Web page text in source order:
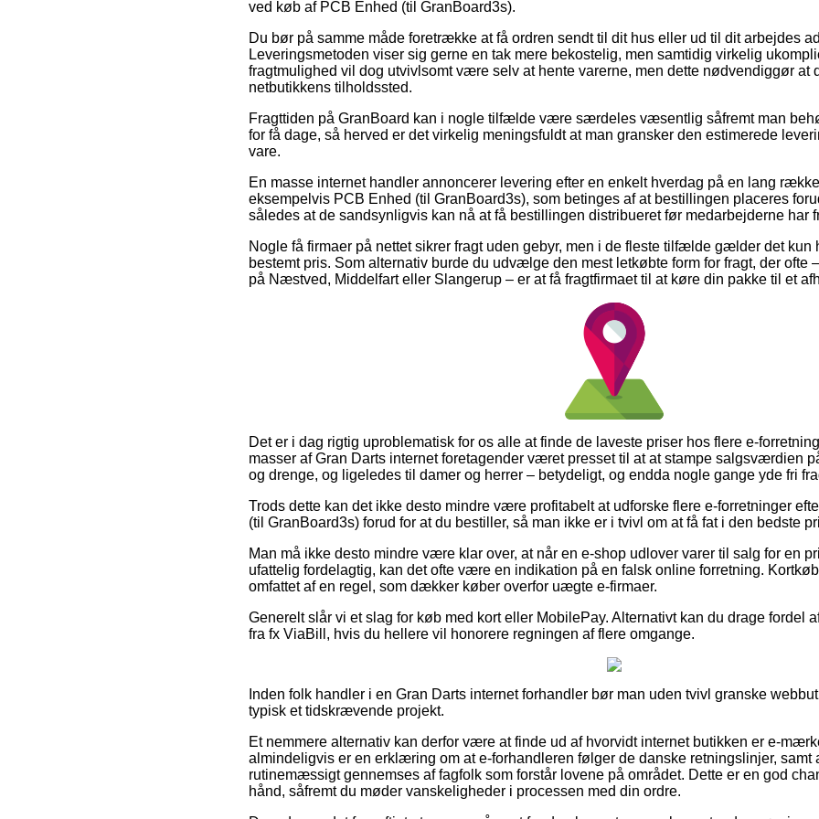
ved køb af PCB Enhed (til GranBoard3s).
Du bør på samme måde foretrække at få ordren sendt til dit hus eller ud til dit arbejdes
Leveringsmetoden viser sig gerne en tak mere bekostelig, men samtidig virkelig
fragtmulighed vil dog utvivlsomt være selv at hente varerne, men dette nødvendiggør
netbutikkens tilholdssted.
Fragttiden på GranBoard kan i nogle tilfælde være særdeles væsentlig såfremt man
for få dage, så herved er det virkelig meningsfuldt at man gransker den estimerede
vare.
En masse internet handler annoncerer levering efter en enkelt hverdag på en lang
eksempelvis PCB Enhed (til GranBoard3s), som betinges af at bestillingen placeres
således at de sandsynligvis kan nå at få bestillingen distribueret før medarbejderne har
Nogle få firmaer på nettet sikrer fragt uden gebyr, men i de fleste tilfælde gælder det kun
bestemt pris. Som alternativ burde du udvælge den mest letkøbte form for fragt, der ofte
på Næstved, Middelfart eller Slangerup – er at få fragtfirmaet til at køre din pakke til et
Det er i dag rigtig uproblematisk for os alle at finde de laveste priser hos flere e-
masser af Gran Darts internet foretagender været presset til at at stampe salgsværdien
og drenge, og ligeledes til damer og herrer – betydeligt, og endda nogle gange yde fri
Trods dette kan det ikke desto mindre være profitabelt at udforske flere e-forretninger
(til GranBoard3s) forud for at du bestiller, så man ikke er i tvivl om at få fat i den bedste
Man må ikke desto mindre være klar over, at når en e-shop udlover varer til salg for en
ufattelig fordelagtig, kan det ofte være en indikation på en falsk online forretning.
omfattet af en regel, som dækker køber overfor uægte e-firmaer.
Generelt slår vi et slag for køb med kort eller MobilePay. Alternativt kan du drage fordel
fra fx ViaBill, hvis du hellere vil honorere regningen af flere omgange.
Inden folk handler i en Gran Darts internet forhandler bør man uden tvivl granske
typisk et tidskrævende projekt.
Et nemmere alternativ kan derfor være at finde ud af hvorvidt internet butikken er e-
almindeligvis er en erklæring om at e-forhandleren følger de danske retningslinjer, samt
rutinemæssigt gennemses af fagfolk som forstår lovene på området. Dette er en god
hånd, såfremt du møder vanskeligheder i processen med din ordre.